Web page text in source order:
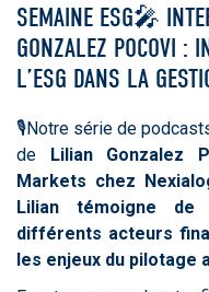
SEMAINE ESG🎤
GONZALEZ POCOVI :
L’ESG DANS LA
🎙️Notre série de
de Lilian Gonzalez
Markets chez
Lilian témoigne de
différents acteurs
les enjeux du pilotage